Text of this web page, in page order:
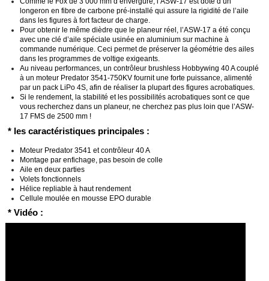
longeron en fibre de carbone pré-installé qui assure la rigidité de l’aile
dans les figures à fort facteur de charge.
Pour obtenir le même dièdre que le planeur réel, l’ASW-17 a été conçu
avec une clé d’aile spéciale usinée en aluminium sur machine à
commande numérique. Ceci permet de préserver la géométrie des ailes
dans les programmes de voltige exigeants.
Au niveau performances, un contrôleur brushless Hobbywing 40 A couplé
à un moteur Predator 3541-750KV fournit une forte puissance, alimenté
par un pack LiPo 4S, afin de réaliser la plupart des figures acrobatiques.
Si le rendement, la stabilité et les possibilités acrobatiques sont ce que
vous recherchez dans un planeur, ne cherchez pas plus loin que l’ASW-
17 FMS de 2500 mm !
* les caractéristiques principales :
Moteur Predator 3541 et contrôleur 40 A
Montage par enfichage, pas besoin de colle
Aile en deux parties
Volets fonctionnels
Hélice repliable à haut rendement
Cellule moulée en mousse EPO durable
* Vidéo :